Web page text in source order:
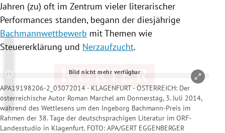
Untermenü
Untermenü
Untermenü
Untermenü
Untermenü
Untermenü
Jahren (zu) oft im Zentrum vieler literarischer
Performances standen, begann der diesjährige
Bachmannwettbewerb mit Themen wie
Steuererklärung und Nerzaufzucht.
Bild nicht mehr verfügbar
Copyright-Hinweis öffnen/schließen
APA19198206-2_03072014 - KLAGENFURT - ÖSTERREICH: Der
österreichische Autor Roman Marchel am Donnerstag, 3. Juli 2014,
während des Wettlesens um den Ingeborg Bachmann-Preis im
Rahmen der 38. Tage der deutschsprachigen Literatur im ORF-
Landesstudio in Klagenfurt. FOTO: APA/GERT EGGENBERGER